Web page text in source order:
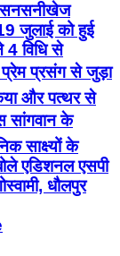
सनसनीखेज
जुलाई को हुई
4 विधि से
प्रेम प्रसंग से जुड़ा
और पत्थर से
सांगवान के
साक्ष्यों के
एडिशनल एसपी
धौलपुर